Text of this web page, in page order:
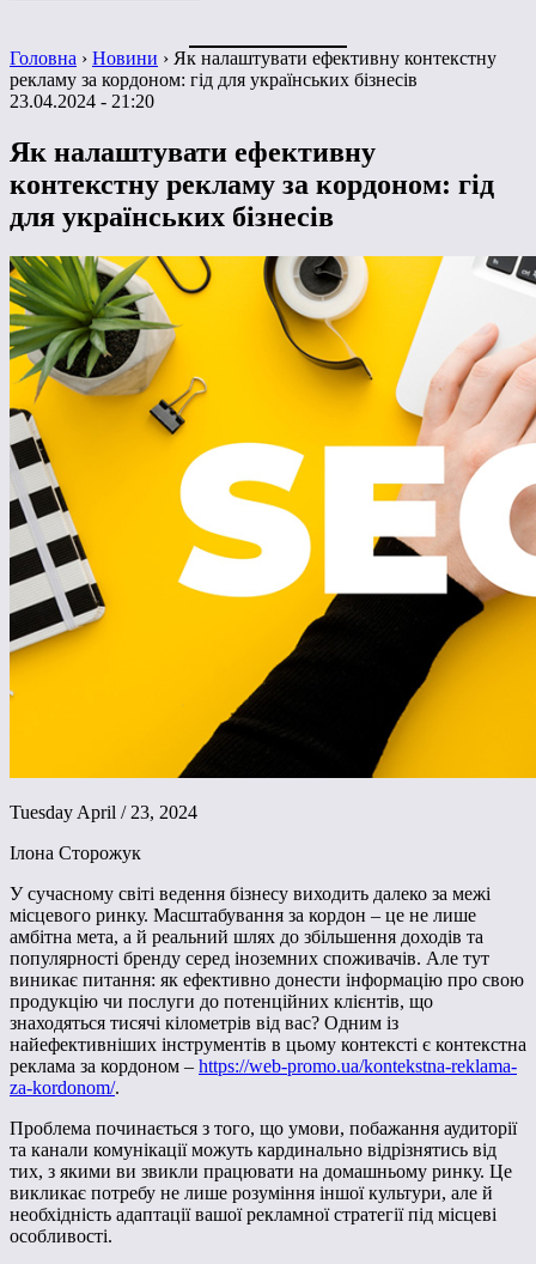
Головна › Новини › Як налаштувати ефективну контекстну
рекламу за кордоном: гід для українських бізнесів
23.04.2024 - 21:20
Як налаштувати ефективну
контекстну рекламу за кордоном: гід
для українських бізнесів
Tuesday April / 23, 2024
Ілона Сторожук
У сучасному світі ведення бізнесу виходить далеко за межі
місцевого ринку. Масштабування за кордон – це не лише
амбітна мета, а й реальний шлях до збільшення доходів та
популярності бренду серед іноземних споживачів. Але тут
виникає питання: як ефективно донести інформацію про свою
продукцію чи послуги до потенційних клієнтів, що
знаходяться тисячі кілометрів від вас? Одним із
найефективніших інструментів в цьому контексті є контекстна
реклама за кордоном – https://web-promo.ua/kontekstna-reklama-
za-kordonom/.
Проблема починається з того, що умови, побажання аудиторії
та канали комунікації можуть кардинально відрізнятись від
тих, з якими ви звикли працювати на домашньому ринку. Це
викликає потребу не лише розуміння іншої культури, але й
необхідність адаптації вашої рекламної стратегії під місцеві
особливості.